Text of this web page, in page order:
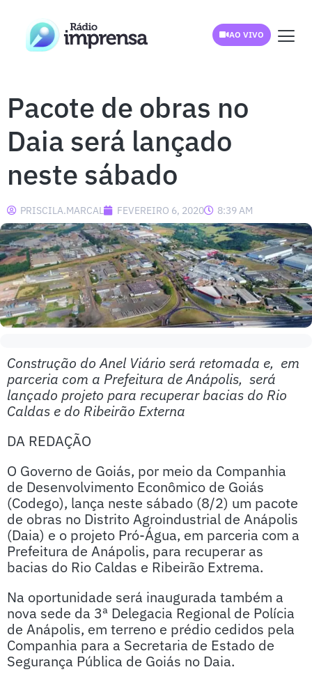
AO VIVO
Pacote de obras no
Daia será lançado
neste sábado
PRISCILA.MARCAL FEVEREIRO 6, 2020 8:39 AM
Construção do Anel Viário será retomada e, em
parceria com a Prefeitura de Anápolis, será
lançado projeto para recuperar bacias do Rio
Caldas e do Ribeirão Externa
DA REDAÇÃO
O Governo de Goiás, por meio da Companhia
de Desenvolvimento Econômico de Goiás
(Codego), lança neste sábado (8/2) um pacote
de obras no Distrito Agroindustrial de Anápolis
(Daia) e o projeto Pró-Água, em parceria com a
Prefeitura de Anápolis, para recuperar as
bacias do Rio Caldas e Ribeirão Extrema.
Na oportunidade será inaugurada também a
nova sede da 3ª Delegacia Regional de Polícia
de Anápolis, em terreno e prédio cedidos pela
Companhia para a Secretaria de Estado de
Segurança Pública de Goiás no Daia.